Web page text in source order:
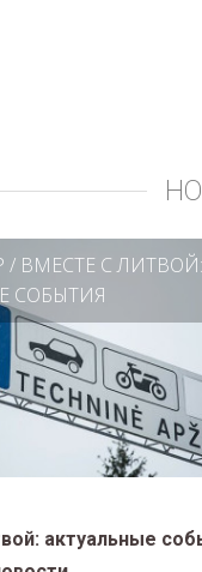
/ ВМЕСТЕ С ЛИТВОЙ:
СОБЫТИЯ
актуальные